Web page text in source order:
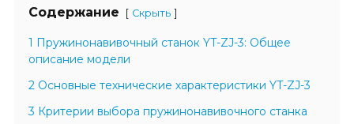
Содержание [ Скрыть ]
1 Пружинонавивочный станок YT-ZJ-3: Общее
описание модели
2 Основные технические характеристики YT-ZJ-3
3 Критерии выбора пружинонавивочного станка